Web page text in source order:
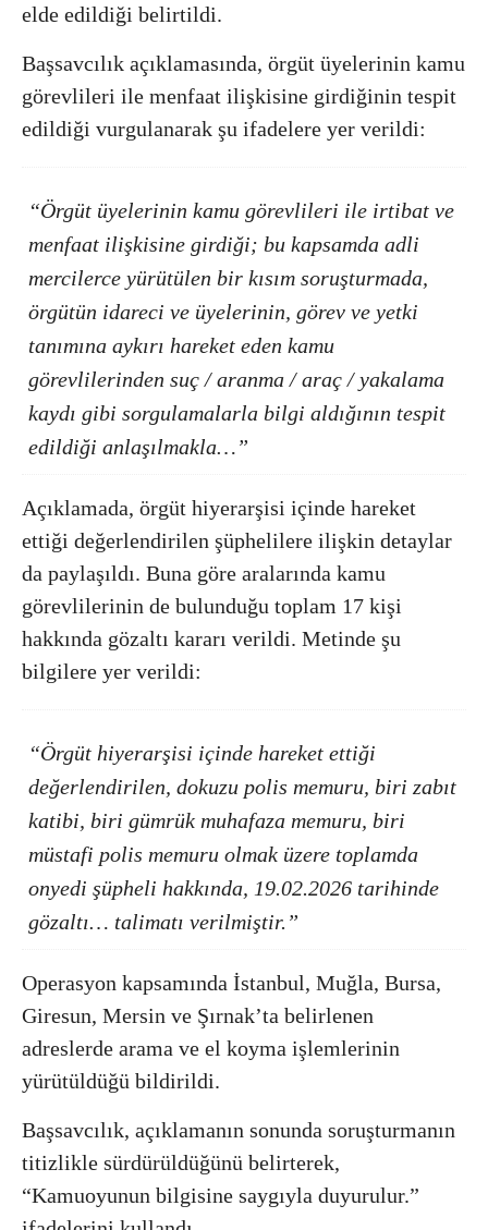
elde edildiği belirtildi.
Başsavcılık açıklamasında, örgüt üyelerinin kamu
görevlileri ile menfaat ilişkisine girdiğinin tespit
edildiği vurgulanarak şu ifadelere yer verildi:
“Örgüt üyelerinin kamu görevlileri ile irtibat ve
menfaat ilişkisine girdiği; bu kapsamda adli
mercilerce yürütülen bir kısım soruşturmada,
örgütün idareci ve üyelerinin, görev ve yetki
tanımına aykırı hareket eden kamu
görevlilerinden suç / aranma / araç / yakalama
kaydı gibi sorgulamalarla bilgi aldığının tespit
edildiği anlaşılmakla…”
Açıklamada, örgüt hiyerarşisi içinde hareket
ettiği değerlendirilen şüphelilere ilişkin detaylar
da paylaşıldı. Buna göre aralarında kamu
görevlilerinin de bulunduğu toplam 17 kişi
hakkında gözaltı kararı verildi. Metinde şu
bilgilere yer verildi:
“Örgüt hiyerarşisi içinde hareket ettiği
değerlendirilen, dokuzu polis memuru, biri zabıt
katibi, biri gümrük muhafaza memuru, biri
müstafi polis memuru olmak üzere toplamda
onyedi şüpheli hakkında, 19.02.2026 tarihinde
gözaltı… talimatı verilmiştir.”
Operasyon kapsamında İstanbul, Muğla, Bursa,
Giresun, Mersin ve Şırnak’ta belirlenen
adreslerde arama ve el koyma işlemlerinin
yürütüldüğü bildirildi.
Başsavcılık, açıklamanın sonunda soruşturmanın
titizlikle sürdürüldüğünü belirterek,
“Kamuoyunun bilgisine saygıyla duyurulur.”